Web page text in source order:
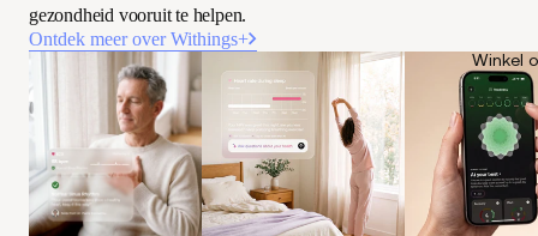
Winkel
gezondheid vooruit te helpen.
Ontdek meer over Withings+